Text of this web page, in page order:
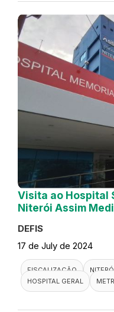
Visita ao Hospital
Niterói Assim
DEFIS
17 de July de 2024
FISCALIZAÇÃO
HOSPITAL GERAL